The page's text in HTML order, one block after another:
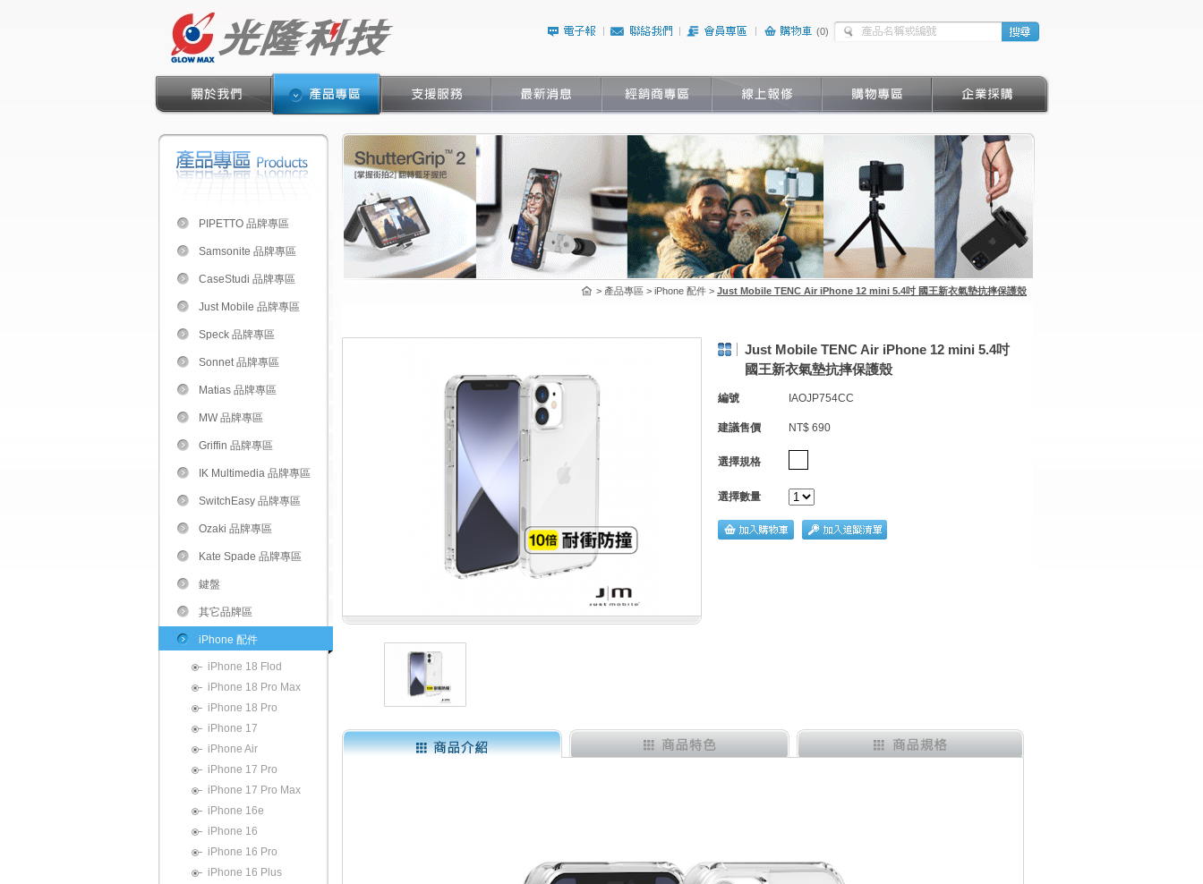
(0)
PIPETTO 品牌專區
Samsonite 品牌專區
CaseStudi 品牌專區
Just Mobile 品牌專區
Speck 品牌專區
Sonnet 品牌專區
Matias 品牌專區
MW 品牌專區
Griffin 品牌專區
IK Multimedia 品牌專區
SwitchEasy 品牌專區
Ozaki 品牌專區
Kate Spade 品牌專區
鍵盤
其它品牌區
iPhone 配件
iPhone 18 Flod
iPhone 18 Pro Max
iPhone 18 Pro
iPhone 17
iPhone Air
iPhone 17 Pro
iPhone 17 Pro Max
iPhone 16e
iPhone 16
iPhone 16 Pro
iPhone 16 Plus
> 產品專區 > iPhone 配件 > Just Mobile TENC Air iPhone 12 mini 5.4吋 國王新衣氣墊抗摔保護殼
Just Mobile TENC Air iPhone 12 mini 5.4吋
國王新衣氣墊抗摔保護殼
編號 IAOJP754CC
建議售價 NT$ 690
選擇規格
選擇數量